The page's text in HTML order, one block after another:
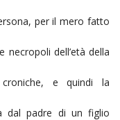
per il mero fatto
necropoli dell’età della
e quindi la
dal padre di un figlio